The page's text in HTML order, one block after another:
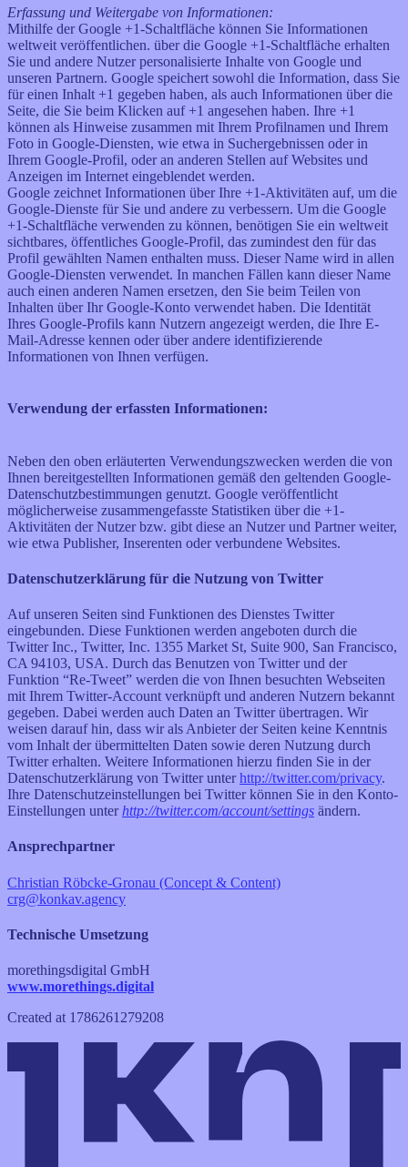
Erfassung und Weitergabe von Informationen:
Mithilfe der Google +1-Schaltfläche können Sie Informationen
weltweit veröffentlichen. über die Google +1-Schaltfläche erhalten
Sie und andere Nutzer personalisierte Inhalte von Google und
unseren Partnern. Google speichert sowohl die Information, dass Sie
für einen Inhalt +1 gegeben haben, als auch Informationen über die
Seite, die Sie beim Klicken auf +1 angesehen haben. Ihre +1
können als Hinweise zusammen mit Ihrem Profilnamen und Ihrem
Foto in Google-Diensten, wie etwa in Suchergebnissen oder in
Ihrem Google-Profil, oder an anderen Stellen auf Websites und
Anzeigen im Internet eingeblendet werden.
Google zeichnet Informationen über Ihre +1-Aktivitäten auf, um die
Google-Dienste für Sie und andere zu verbessern. Um die Google
+1-Schaltfläche verwenden zu können, benötigen Sie ein weltweit
sichtbares, öffentliches Google-Profil, das zumindest den für das
Profil gewählten Namen enthalten muss. Dieser Name wird in allen
Google-Diensten verwendet. In manchen Fällen kann dieser Name
auch einen anderen Namen ersetzen, den Sie beim Teilen von
Inhalten über Ihr Google-Konto verwendet haben. Die Identität
Ihres Google-Profils kann Nutzern angezeigt werden, die Ihre E-
Mail-Adresse kennen oder über andere identifizierende
Informationen von Ihnen verfügen.
Verwendung der erfassten Informationen:
Neben den oben erläuterten Verwendungszwecken werden die von
Ihnen bereitgestellten Informationen gemäß den geltenden Google-
Datenschutzbestimmungen genutzt. Google veröffentlicht
möglicherweise zusammengefasste Statistiken über die +1-
Aktivitäten der Nutzer bzw. gibt diese an Nutzer und Partner weiter,
wie etwa Publisher, Inserenten oder verbundene Websites.
Datenschutzerklärung für die Nutzung von Twitter
Auf unseren Seiten sind Funktionen des Dienstes Twitter
eingebunden. Diese Funktionen werden angeboten durch die
Twitter Inc., Twitter, Inc. 1355 Market St, Suite 900, San Francisco,
CA 94103, USA. Durch das Benutzen von Twitter und der
Funktion “Re-Tweet” werden die von Ihnen besuchten Webseiten
mit Ihrem Twitter-Account verknüpft und anderen Nutzern bekannt
gegeben. Dabei werden auch Daten an Twitter übertragen. Wir
weisen darauf hin, dass wir als Anbieter der Seiten keine Kenntnis
vom Inhalt der übermittelten Daten sowie deren Nutzung durch
Twitter erhalten. Weitere Informationen hierzu finden Sie in der
Datenschutzerklärung von Twitter unter http://twitter.com/privacy.
Ihre Datenschutzeinstellungen bei Twitter können Sie in den Konto-
Einstellungen unter http://twitter.com/account/settings ändern.
Ansprechpartner
Christian Röbcke-Gronau (Concept & Content)
crg@konkav.agency
Technische Umsetzung
morethingsdigital GmbH
www.morethings.digital
Created at 1786261279208